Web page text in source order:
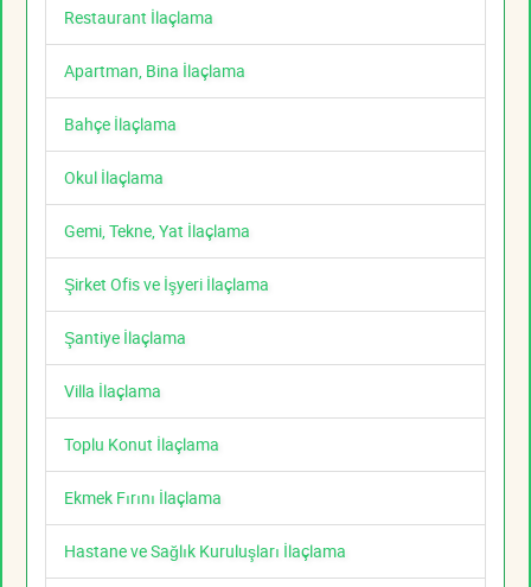
Restaurant İlaçlama
Apartman, Bina İlaçlama
Bahçe İlaçlama
Okul İlaçlama
Gemi, Tekne, Yat İlaçlama
Şirket Ofis ve İşyeri İlaçlama
Şantiye İlaçlama
Villa İlaçlama
Toplu Konut İlaçlama
Ekmek Fırını İlaçlama
Hastane ve Sağlık Kuruluşları İlaçlama